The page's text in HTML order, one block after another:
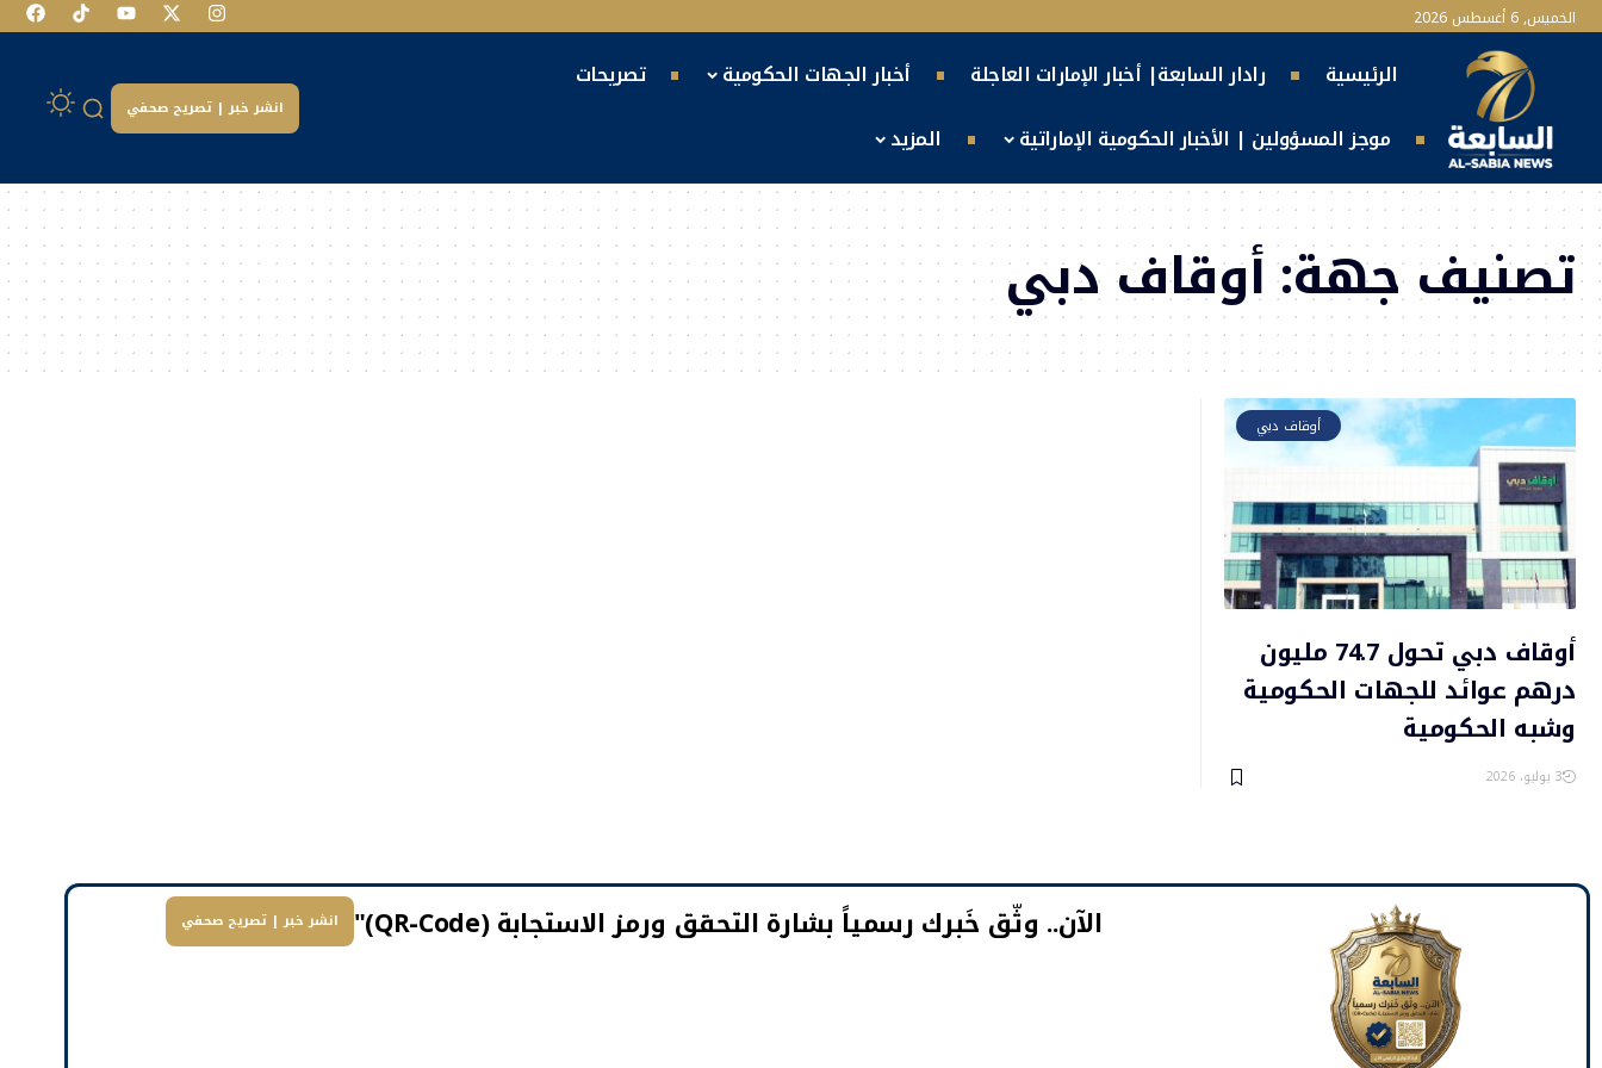
الخميس, 6 أغسطس 2026
الرئيسية رادار السابعة| أخبار الإمارات العاجلة أخبار الجهات الحكومية
تصريحات
موجز المسؤولين | الأخبار الحكومية الإماراتية
المزيد
انشر خبر | تصريح صحفي
تصنيف جهة:أوقاف دبي
أوقاف دبي
أوقاف دبي تحول 74.7 مليون
درهم عوائد للجهات الحكومية
وشبه الحكومية
3 يوليو، 2026
​الآن.. وثّق خَبرك رسمياً بشارة التحقق ورمز الاستجابة (QR-Code)" انشر خبر | تصريح صحفي